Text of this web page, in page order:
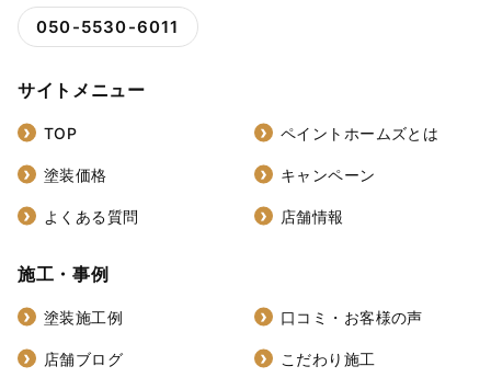
050-5530-6011
サイトメニュー
TOP ペイントホームズとは
塗装価格 キャンペーン
よくある質問 店舗情報
施工・事例
塗装施工例 口コミ・お客様の声
店舗ブログ こだわり施工